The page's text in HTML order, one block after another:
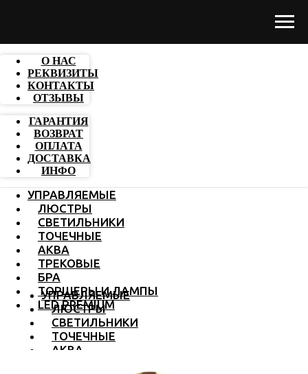
О НАС
РЕКВИЗИТЫ
КОНТАКТЫ
ОТЗЫВЫ
ГАРАНТИЯ
ВОЗВРАТ
ОПЛАТА
ДОСТАВКА
ИНФО
УПРАВЛЯЕМЫЕ
ЛЮСТРЫ
СВЕТИЛЬНИКИ
ТОЧЕЧНЫЕ
АКВА
ТРЕКОВЫЕ
БРА
ТОРШЕРЫ И ЛАМПЫ
LED PREMIUM
УПРАВЛЯЕМЫЕ
ЛЮСТРЫ
СВЕТИЛЬНИКИ
ТОЧЕЧНЫЕ
АКВА